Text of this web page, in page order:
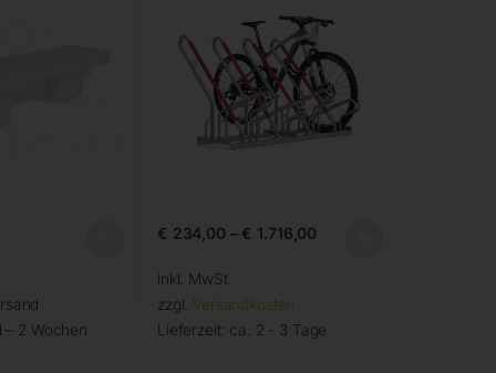
– 2 Wochen
€ 234,00 – € 1.716,00
inkl. MwSt.
zzgl. Versandkosten
Lieferzeit: ca. 2 - 3 Tage